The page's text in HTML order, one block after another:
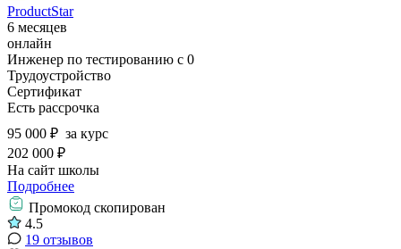
ProductStar
6 месяцев
онлайн
Инженер по тестированию с 0
Трудоустройство
Сертификат
Есть рассрочка
95 000 ₽ за курс
202 000 ₽
На сайт школы
Подробнее
Промокод скопирован
4.5
19 отзывов